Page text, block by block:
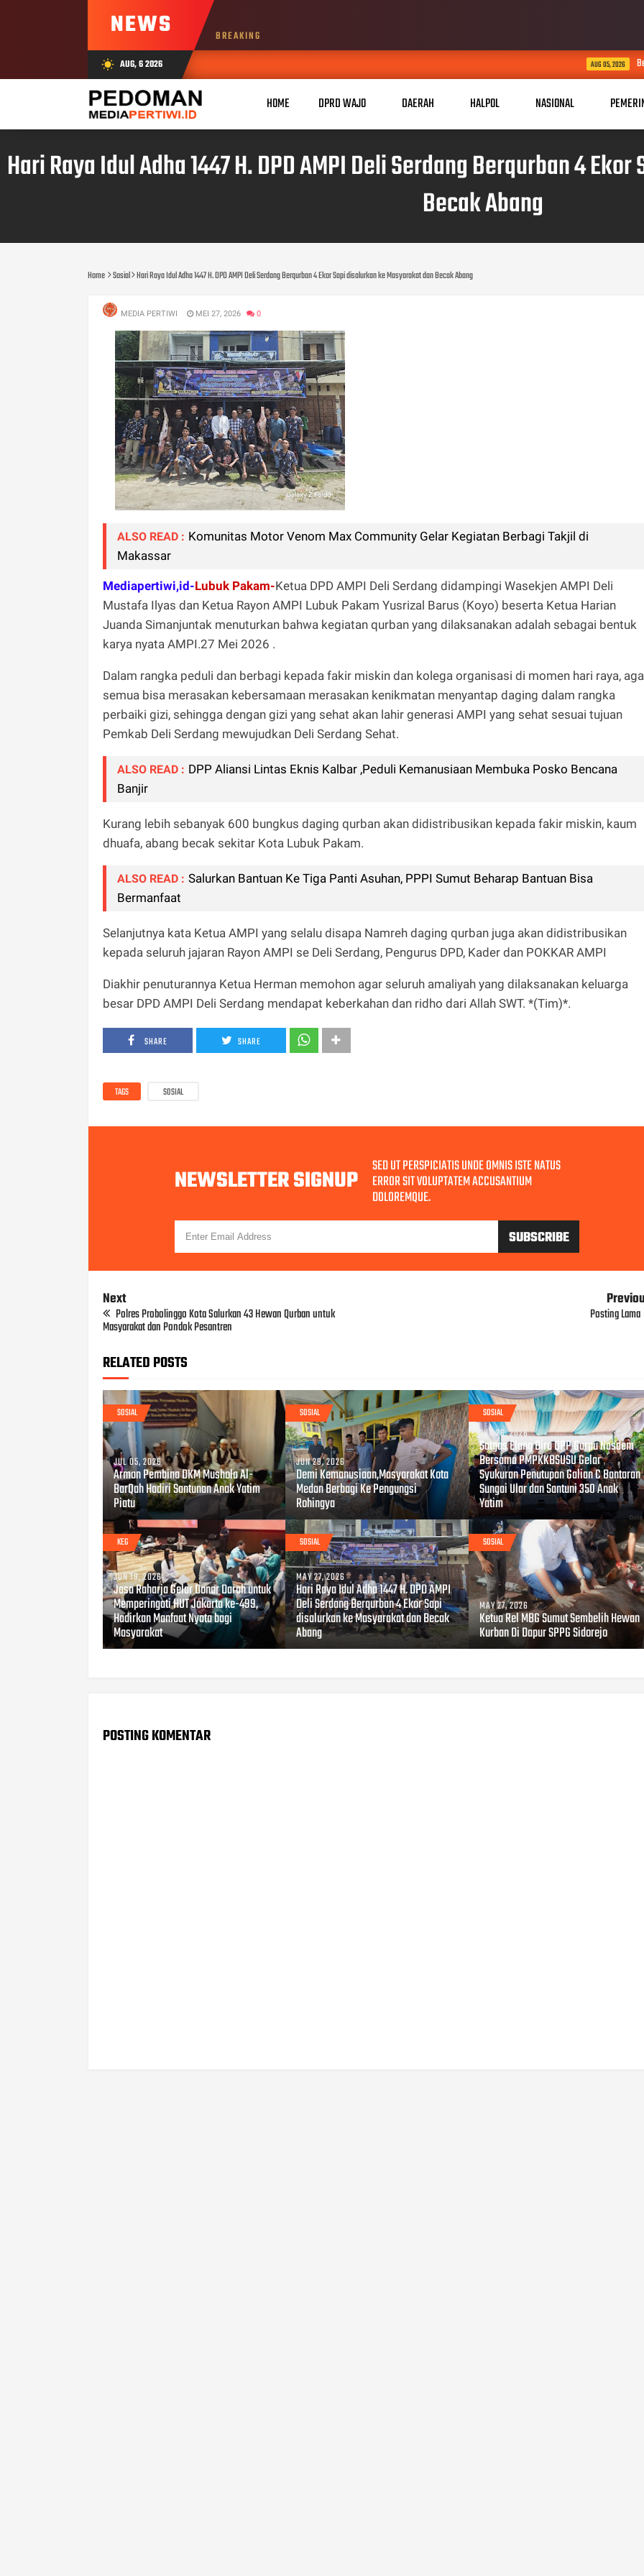
NEWS BREAKING
wb_sunny AUG, 6 2026 Bersama Rakyat
HOME DPRD WAJO DAERAH HALPOL NASIONAL
Hari Raya Idul Adha 1447 H. DPD AMPI Deli Serdang Berqurban 4
Becak Abang
Home Sosial Hari Raya Idul Adha 1447 H. DPD AMPI Deli Serdang Berqurban 4 Ekor Sapi disalurkan ke Masyarakat dan Becak Abang
MEDIA PERTIWI MEI 27, 2026 0
ALSO READ : Komunitas Motor Venom Max Community Gelar Kegiatan Berbagi Takjil di
Makassar
Mediapertiwi,id-Lubuk Pakam-Ketua DPD AMPI Deli Serdang didampingi Wasekjen AMPI Deli
Mustafa Ilyas dan Ketua Rayon AMPI Lubuk Pakam Yusrizal Barus (Koyo) beserta Ketua Harian
Juanda Simanjuntak menuturkan bahwa kegiatan qurban yang dilaksanakan adalah sebagai bentuk
karya nyata AMPI.27 Mei 2026 .
Dalam rangka peduli dan berbagi kepada fakir miskin dan kolega organisasi di momen hari raya,
semua bisa merasakan kebersamaan merasakan kenikmatan menyantap daging dalam rangka
perbaiki gizi, sehingga dengan gizi yang sehat akan lahir generasi AMPI yang sehat sesuai tujuan
Pemkab Deli Serdang mewujudkan Deli Serdang Sehat.
ALSO READ : DPP Aliansi Lintas Eknis Kalbar ,Peduli Kemanusiaan Membuka Posko Bencana
Banjir
Kurang lebih sebanyak 600 bungkus daging qurban akan didistribusikan kepada fakir miskin, kaum
dhuafa, abang becak sekitar Kota Lubuk Pakam.
ALSO READ : Salurkan Bantuan Ke Tiga Panti Asuhan, PPPI Sumut Beharap Bantuan Bisa
Bermanfaat
Selanjutnya kata Ketua AMPI yang selalu disapa Namreh daging qurban juga akan didistribusikan
kepada seluruh jajaran Rayon AMPI se Deli Serdang, Pengurus DPD, Kader dan POKKAR AMPI
Diakhir penuturannya Ketua Herman memohon agar seluruh amaliyah yang dilaksanakan keluarga
besar DPD AMPI Deli Serdang mendapat keberkahan dan ridho dari Allah SWT. *(Tim)*.
SHARE SHARE
TAGS SOSIAL
NEWSLETTER SIGNUP SED UT PERSPICIATIS UNDE OMNIS ISTE NATUS
ERROR SIT VOLUPTATEM ACCUSANTIUM
DOLOREMQUE.
Next
Polres Probolinggo Kota Salurkan 43 Hewan Qurban untuk
Masyarakat dan Pondok Pesantren
Posting Lama
RELATED POSTS
SOSIAL
JUL 05, 2026
Arman Pembina DKM Mushola Al-
BarQah Hadiri Santunan Anak Yatim
Piatu
SOSIAL
JUN 29, 2026
Demi Kemanusiaan,Masyarakat Kota
Medan Berbagi Ke Pengungsi
Rohingya
SOSIAL
JUN 26, 2026
Satgas Elang Biru DPP Garpu Nasdem
Bersama PMPKKBSUSU Gelar
Syukuran Penutupan Galian C Bantaran
Sungai Ular dan Santuni 350 Anak
Yatim
KEG
JUN 19, 2026
Jasa Raharja Gelar Donor Darah untuk
Memperingati HUT Jakarta ke-499,
Hadirkan Manfaat Nyata bagi
Masyarakat
SOSIAL
MAY 27, 2026
Hari Raya Idul Adha 1447 H. DPD AMPI
Deli Serdang Berqurban 4 Ekor Sapi
disalurkan ke Masyarakat dan Becak
Abang
SOSIAL
MAY 27, 2026
Ketua Rel MBG Sumut Sembelih Hewan
Kurban Di Dapur SPPG Sidorejo
POSTING KOMENTAR